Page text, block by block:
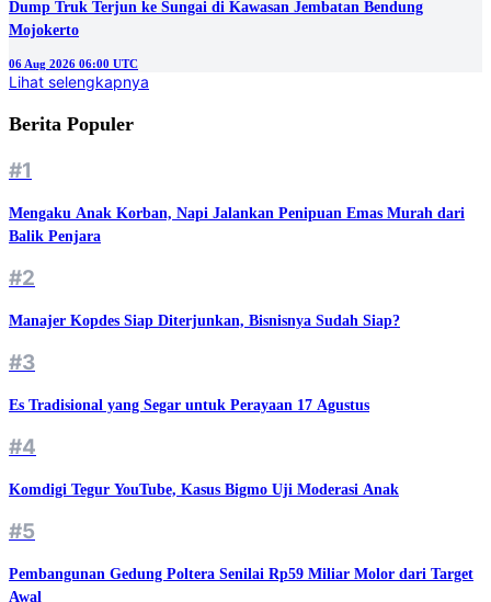
Dump Truk Terjun ke Sungai di Kawasan Jembatan Bendung
Mojokerto
06 Aug 2026 06:00 UTC
Lihat selengkapnya
Berita Populer
#1
Mengaku Anak Korban, Napi Jalankan Penipuan Emas Murah dari
Balik Penjara
#2
Manajer Kopdes Siap Diterjunkan, Bisnisnya Sudah Siap?
#3
Es Tradisional yang Segar untuk Perayaan 17 Agustus
#4
Komdigi Tegur YouTube, Kasus Bigmo Uji Moderasi Anak
#5
Pembangunan Gedung Poltera Senilai Rp59 Miliar Molor dari Target
Awal